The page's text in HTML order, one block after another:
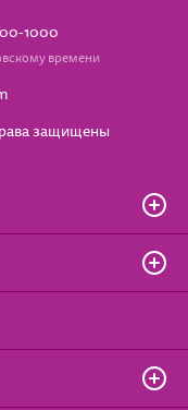
1000
времени
защищены